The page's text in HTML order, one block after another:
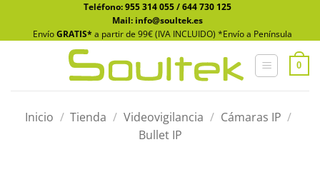
contenido
Teléfono:955 314 055/644 730 125
Mail: info@soultek.es
EnvíoGRATIS* a partir de 99€ (IVA INCLUIDO) *Envío a Península
0
Inicio / Tienda / Videovigilancia / Cámaras IP /
Bullet IP